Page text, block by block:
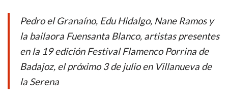
e
b
o
o
k
itt
er
at
s
A
p
ail
Pedro el Granaíno, Edu Hidalgo, Nane Ramos y
la bailaora Fuensanta Blanco, artistas presentes
en la 19 edición Festival Flamenco Porrina de
Badajoz, el próximo 3 de julio en Villanueva de
la Serena